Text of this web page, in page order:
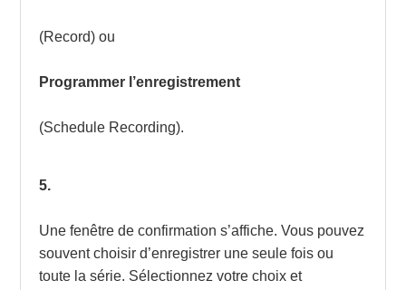
(Record) ou
Programmer l’enregistrement
(Schedule Recording).
5.
Une fenêtre de confirmation s’affiche. Vous pouvez
souvent choisir d’enregistrer une seule fois ou
toute la série. Sélectionnez votre choix et